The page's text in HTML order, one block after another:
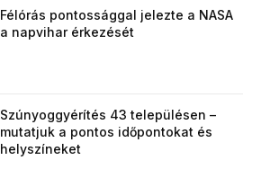
Félórás pontossággal jelezte a NASA
a napvihar érkezését
Szúnyoggyérítés 43 településen –
mutatjuk a pontos időpontokat és
helyszíneket